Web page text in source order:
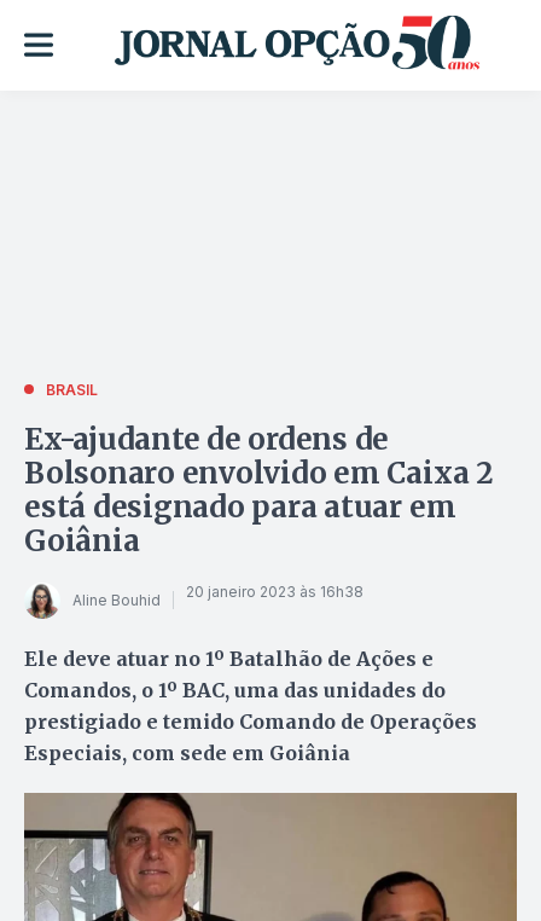
BRASIL
Ex-ajudante de ordens de
Bolsonaro envolvido em Caixa 2
está designado para atuar em
Goiânia
Aline Bouhid 20 janeiro 2023 às 16h38
Ele deve atuar no 1º Batalhão de Ações e
Comandos, o 1º BAC, uma das unidades do
prestigiado e temido Comando de Operações
Especiais, com sede em Goiânia